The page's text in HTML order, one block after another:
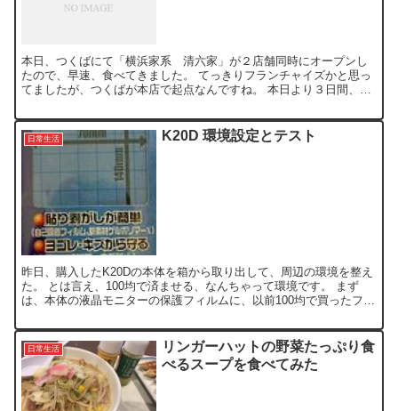
本日、つくばにて「横浜家系 清六家」が２店舗同時にオープンし
たので、早速、食べてきました。 てっきりフランチャイズかと思っ
てましたが、つくばが本店で起点なんですね。 本日より３日間、醤
日常生活 K20D 環境設定とテスト
昨日、購入したK20Dの本体を箱から取り出して、周辺の環境を整え
た。 とは言え、100均で済ませる、なんちゃって環境です。 まず
は、本体の液晶モニターの保護フィルムに、以前100均で買ったフリ
日常生活
リンガーハットの野菜たっぷり食
べるスープを食べてみた